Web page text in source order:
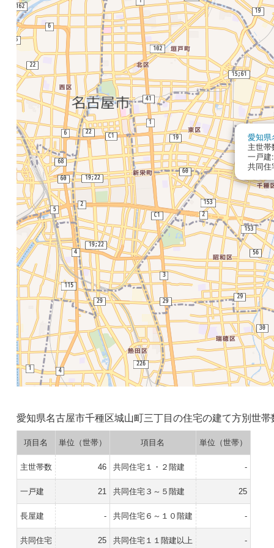
愛知県
主世
一戸
共同
愛知県名古屋市千種区城山町三丁目の住宅の建て方別世帯
項目名 単位（世帯） 項目名 単位（世帯）
主世帯数 46 共同住宅１・２階建 -
一戸建 21 共同住宅３～５階建 25
長屋建 - 共同住宅６～１０階建 -
共同住宅 25 共同住宅１１階建以上 -